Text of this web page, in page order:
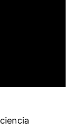
ciencia